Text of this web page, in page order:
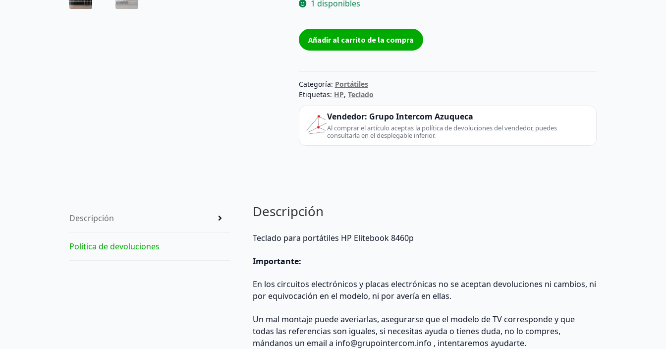
1 disponibles
Teclado
HP
635768-
071
cantidad
Añadir al carrito de la compra
Categoría: Portátiles
Etiquetas: HP, Teclado
Vendedor: Grupo Intercom Azuqueca
Al comprar el artículo aceptas la política de devoluciones del vendedor, puedes
consultarla en el desplegable inferior.
Descripción
Política de devoluciones
Descripción
Teclado para portátiles HP Elitebook 8460p
Importante:
En los circuitos electrónicos y placas electrónicas no se aceptan devoluciones ni cambios, ni
por equivocación en el modelo, ni por avería en ellas.
Un mal montaje puede averiarlas, asegurarse que el modelo de TV corresponde y que
todas las referencias son iguales, si necesitas ayuda o tienes duda, no lo compres,
mándanos un email a info@grupointercom.info , intentaremos ayudarte.